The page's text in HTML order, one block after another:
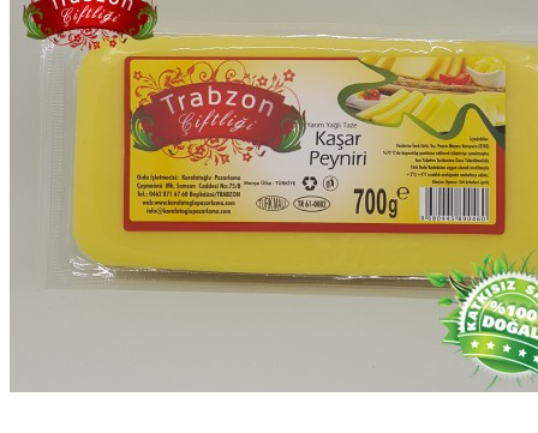
Farklı Lezzetler...
Kahvaltılara Özel...
Sepet Peyniri
Detaylı İncele